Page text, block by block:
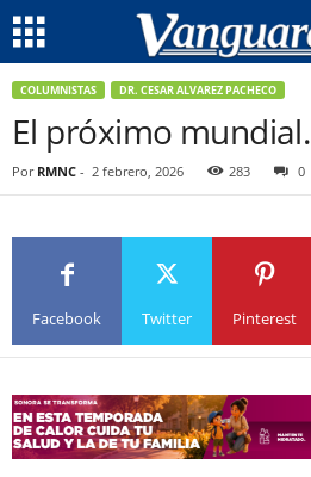
COLUMNISTAS DR. CESAR ALVAREZ PACHECO
El próximo mundial.
Por RMNC - 2 febrero, 2026 283 0
Facebook Twitter Pinterest